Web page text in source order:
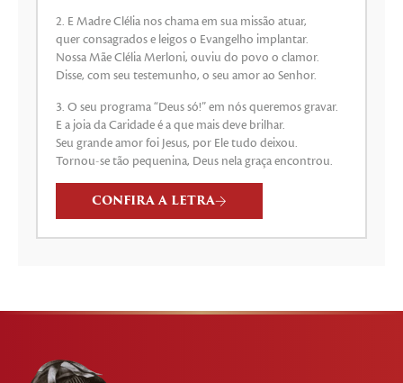
2. E Madre Clélia nos chama em sua missão atuar,
quer consagrados e leigos o Evangelho implantar.
Nossa Mãe Clélia Merloni, ouviu do povo o clamor.
Disse, com seu testemunho, o seu amor ao Senhor.
3. O seu programa “Deus só!” em nós queremos gravar.
E a joia da Caridade é a que mais deve brilhar.
Seu grande amor foi Jesus, por Ele tudo deixou.
Tornou-se tão pequenina, Deus nela graça encontrou.
CONFIRA A LETRA